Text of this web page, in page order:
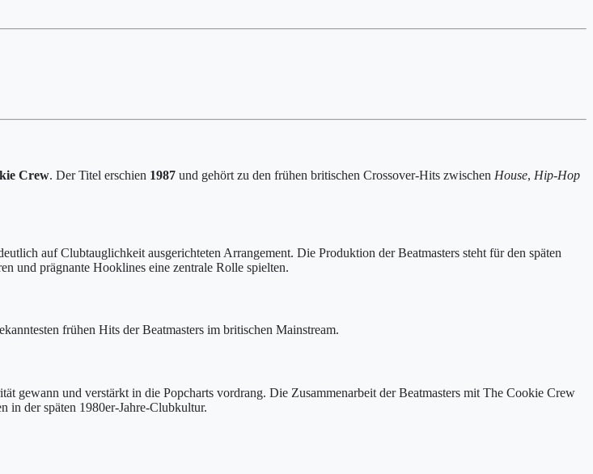
Crew. Der Titel erschien 1987 und gehört zu den frühen britischen Crossover-Hits zwischen House, Hip-Hop
auf Clubtauglichkeit ausgerichteten Arrangement. Die Produktion der Beatmasters steht für den späten
und prägnante Hooklines eine zentrale Rolle spielten.
frühen Hits der Beatmasters im britischen Mainstream.
gewann und verstärkt in die Popcharts vordrang. Die Zusammenarbeit der Beatmasters mit The Cookie Crew
in der späten 1980er-Jahre-Clubkultur.